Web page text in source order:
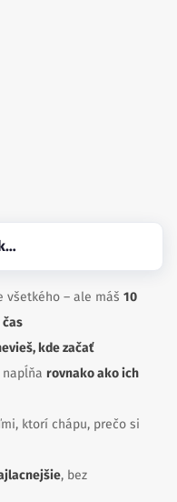
všetkého – ale máš 10
čas
kde začať
rovnako ako ich
ktorí chápu, prečo si
, bez